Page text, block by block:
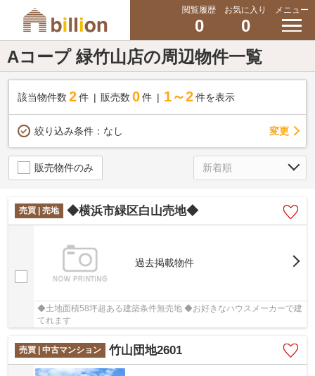
閲覧履歴
0
お気に入り
0
メニュー
Aコープ 緑竹山店の周辺物件一覧
該当物件数 2件 販売数 0 件 1～2 件を表示
絞り込み条件： なし 変更
販売物件のみ
売買 | 売地 ◆横浜市緑区白山売地◆
過去掲載物件
◆土地面積58坪超ある建築条件無売地 ◆お好きなハウスメーカーで建
てれます
売買 | 中古マンション 竹山団地2601